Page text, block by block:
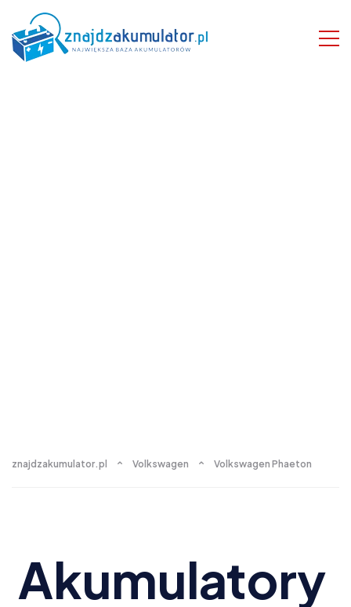
znajdzakumulator.pl Volkswagen Volkswagen Phaeton
Akumulatory